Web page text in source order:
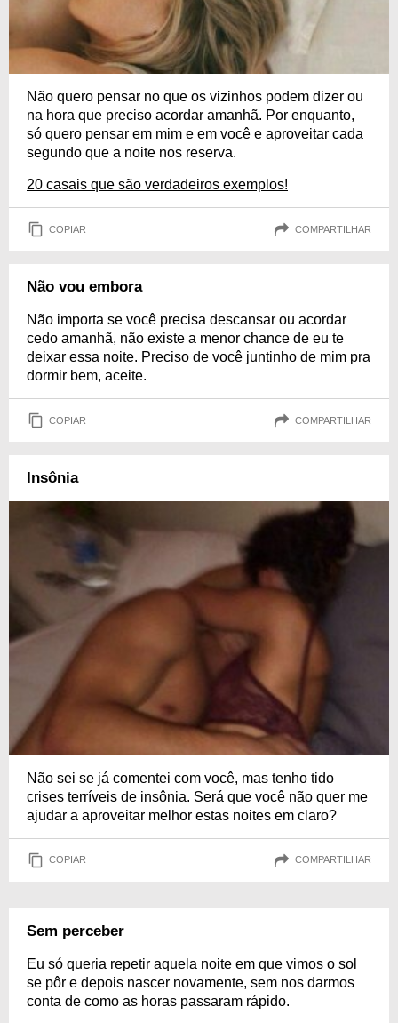
Não quero pensar no que os vizinhos podem dizer ou
na hora que preciso acordar amanhã. Por enquanto,
só quero pensar em mim e em você e aproveitar cada
segundo que a noite nos reserva.
20 casais que são verdadeiros exemplos!
COPIAR COMPARTILHAR
Não vou embora
Não importa se você precisa descansar ou acordar
cedo amanhã, não existe a menor chance de eu te
deixar essa noite. Preciso de você juntinho de mim pra
dormir bem, aceite.
COPIAR COMPARTILHAR
Insônia
Não sei se já comentei com você, mas tenho tido
crises terríveis de insônia. Será que você não quer me
ajudar a aproveitar melhor estas noites em claro?
COPIAR COMPARTILHAR
Sem perceber
Eu só queria repetir aquela noite em que vimos o sol
se pôr e depois nascer novamente, sem nos darmos
conta de como as horas passaram rápido.